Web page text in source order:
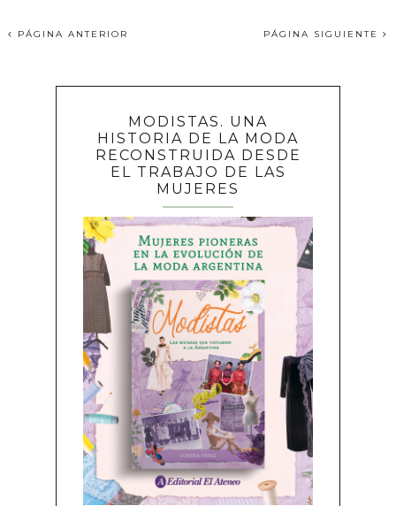
PÁGINA ANTERIOR PÁGINA SIGUIENTE
MODISTAS. UNA
HISTORIA DE LA MODA
RECONSTRUIDA DESDE
EL TRABAJO DE LAS
MUJERES